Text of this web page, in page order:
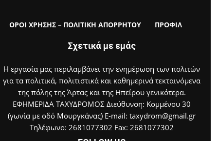
ΟΡΟΙ ΧΡΗΣΗΣ – ΠΟΛΙΤΙΚΗ ΑΠΟΡΡΗΤΟΥ ΠΡΟΦΙΛ
Σχετικά με εμάς
Η εργασία μας περιλαμβάνει την ενημέρωση των πολιτών
για τα πολιτικά, πολιτιστικά και καθημερινά τεκταινόμενα
της πόλης της Άρτας και της Ηπείρου γενικότερα.
ΕΦΗΜΕΡΙΔΑ ΤΑΧΥΔΡΟΜΟΣ Διεύθυνση: Κομμένου 30
(γωνία με οδό Μουργκάνας) E-mail: taxydrom@gmail.gr
Τηλέφωνο: 2681077302 Fax: 2681077302